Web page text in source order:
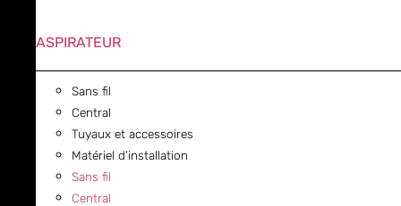
ASPIRATEUR
Sans fil
Central
Tuyaux et accessoires
Matériel d’installation
Sans fil
Central